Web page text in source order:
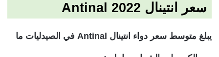
سعر انتينال 2022 Antinal
يبلغ متوسط سعر دواء انتينال Antinal في الصيدليات ما